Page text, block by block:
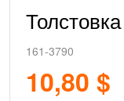
Толстовка
161-3790
10,80 $